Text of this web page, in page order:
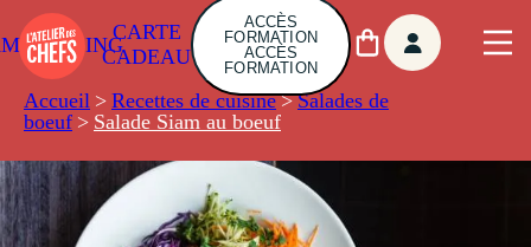
CARTE
CADEAU
ACCÈS
FORMATION
ACCÈS
FORMATION
Accueil > Recettes de cuisine > Salades de
boeuf > Salade Siam au boeuf